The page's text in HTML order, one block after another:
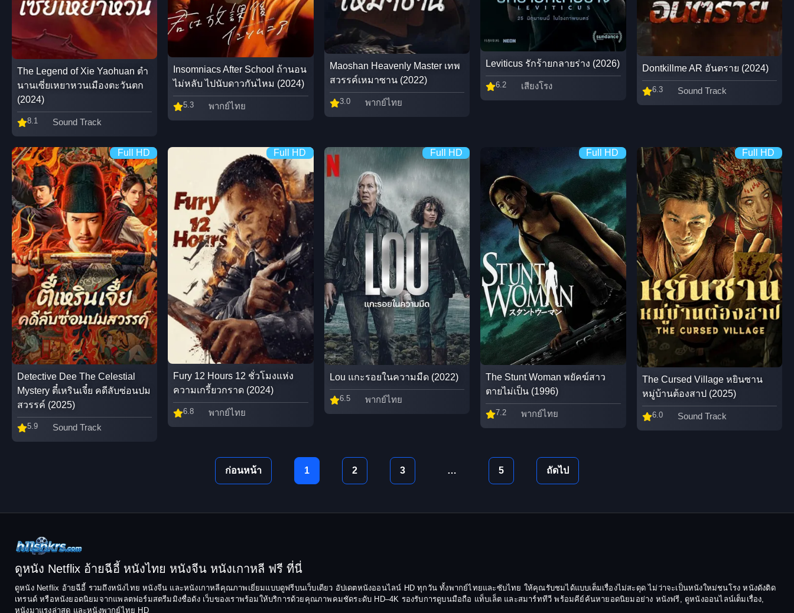
The Legend of Xie Yaohuan ตำ
นานเซี่ยเหยาหวนเมืองตะวันตก
(2024)
8.1 Sound Track
Insomniacs After School ถ้านอน
ไม่หลับ ไปนับดาวกันไหม (2024)
5.3 พากย์ไทย
Maoshan Heavenly Master เทพ
สวรรค์เหมาซาน (2022)
3.0 พากย์ไทย
Leviticus รักร้ายกลายร่าง (2026)
6.2 เสียงโรง
Dontkillme AR อันตราย (2024)
6.3 Sound Track
Full HD
Detective Dee The Celestial
Mystery ตี๋เหรินเจี๋ย คดีลับซ่อนปม
สวรรค์ (2025)
5.9 Sound Track
Full HD
Fury 12 Hours 12 ชั่วโมงแห่ง
ความเกรี้ยวกราด (2024)
6.8 พากย์ไทย
Full HD
Lou แกะรอยในความมืด (2022)
6.5 พากย์ไทย
Full HD
The Stunt Woman พยัคฆ์สาว
ตายไม่เป็น (1996)
7.2 พากย์ไทย
Full HD
The Cursed Village หยินซาน
หมู่บ้านต้องสาป (2025)
6.0 Sound Track
ก่อนหน้า 1 2 3 … 5 ถัดไป
ดูหนัง Netflix อ้ายฉีอี้ หนังไทย หนังจีน หนังเกาหลี ฟรี ที่นี่
ดูหนัง Netflix อ้ายฉีอี้ รวมถึงหนังไทย หนังจีน และหนังเกาหลีคุณภาพเยี่ยมแบบดูฟรีบนเว็บเดียว อัปเดตหนังออนไลน์ HD ทุกวัน ทั้งพากย์ไทยและซับไทย ให้คุณรับชมได้แบบเต็มเรื่องไม่สะดุด ไม่ว่าจะเป็นหนังใหม่ชนโรง หนังดังติด
เทรนด์ หรือหนังยอดนิยมจากแพลตฟอร์มสตรีมมิงชื่อดัง เว็บของเราพร้อมให้บริการด้วยคุณภาพคมชัดระดับ HD–4K รองรับการดูบนมือถือ แท็บเล็ต และสมาร์ททีวี พร้อมคีย์ค้นหายอดนิยมอย่าง หนังฟรี, ดูหนังออนไลน์เต็มเรื่อง,
หนังมาแรงล่าสุด และหนังพากย์ไทย HD